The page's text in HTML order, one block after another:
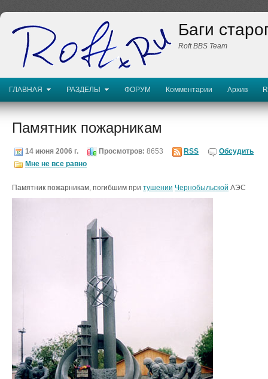
Баги
Roft BBS Team
ГЛАВНАЯ РАЗДЕЛЫ ФОРУМ Комментарии Архив
Памятник пожарникам
14 июня 2006 г. Просмотров: 8653 RSS
Обсудить
Мне не все равно
Памятник пожарникам, погибшим при тушении Чернобыльской АЭС